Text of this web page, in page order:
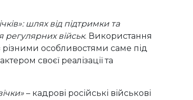
шлях від підтримки та
регулярних військ. Використання
різними особливостями саме під
своєї реалізації та
– кадрові російські військові